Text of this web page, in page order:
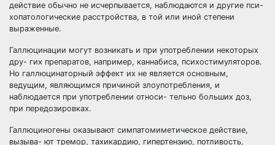
действие обычно не исчерпывается, наблюдаются и другие пси-
хопатологические расстройства, в той или иной степени
выраженные.
Галлюцинации могут возникать и при употреблении некоторых
дру- гих препаратов, например, каннабиса, психостимуляторов.
Но галлюцинаторный эффект их не является основным,
ведущим, являющимся причиной злоупотребления, и
наблюдается при употреблении относи- тельно больших доз,
при передозировках.
Галлюциногены оказывают симпатомиметическое действие,
вызыва- ют тремор, тахикардию, гипертензию, потливость,